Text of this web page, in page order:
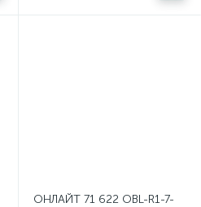
ОНЛАЙТ 71 622 OBL-R1-7-